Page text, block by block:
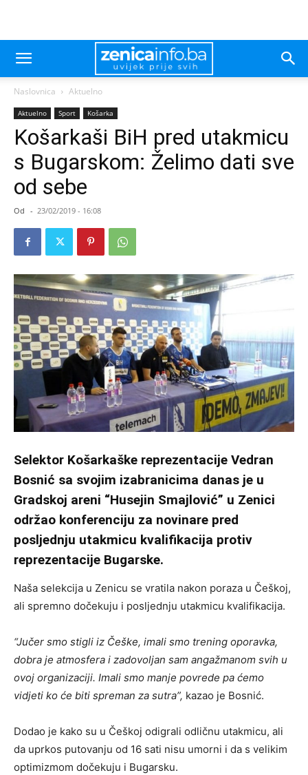
Naslovnica Aktuelno
Aktuelno Sport Košarka
Košarkaši BiH pred utakmicu
s Bugarskom: Želimo dati sve
od sebe
Od - 23/02/2019 - 16:08
Selektor Košarkaške reprezentacije Vedran
Bosnić sa svojim izabranicima danas je u
Gradskoj areni “Husejin Smajlović” u Zenici
održao konferenciju za novinare pred
posljednju utakmicu kvalifikacija protiv
reprezentacije Bugarske.
Naša selekcija u Zenicu se vratila nakon poraza u Češkoj,
ali spremno dočekuju i posljednju utakmicu kvalifikacija.
“Jučer smo stigli iz Češke, imali smo trening oporavka,
dobra je atmosfera i zadovoljan sam angažmanom svih u
ovoj organizaciji. Imali smo manje povrede pa ćemo
vidjeti ko će biti spreman za sutra”, kazao je Bosnić.
Dodao je kako su u Češkoj odigrali odličnu utakmicu, ali
da uprkos putovanju od 16 sati nisu umorni i da s velikim
optimizmom dočekuju i Bugarsku.